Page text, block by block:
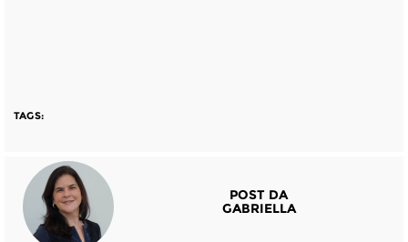
TAGS:
POST DA
GABRIELLA